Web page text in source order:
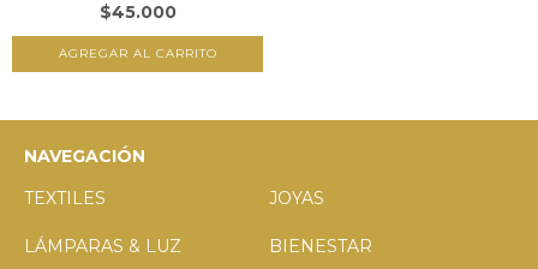
$45.000
AGREGAR AL CARRITO
NAVEGACIÓN
TEXTILES
JOYAS
LÁMPARAS & LUZ BIENESTAR